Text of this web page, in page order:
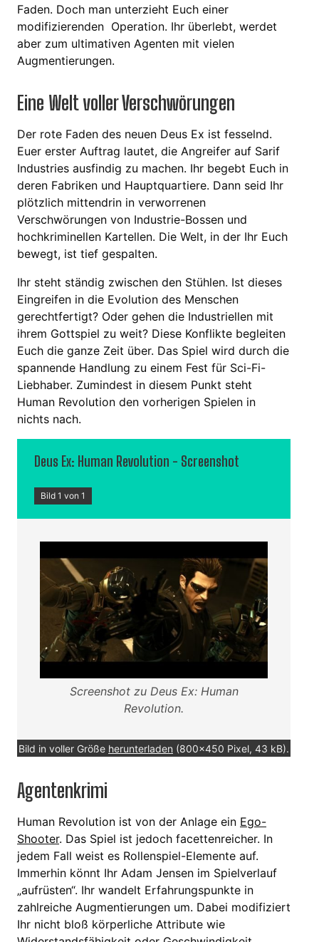
Faden. Doch man unterzieht Euch einer
modifizierenden Operation. Ihr überlebt, werdet
aber zum ultimativen Agenten mit vielen
Augmentierungen.
Eine Welt voller Verschwörungen
Der rote Faden des neuen Deus Ex ist fesselnd.
Euer erster Auftrag lautet, die Angreifer auf Sarif
Industries ausfindig zu machen. Ihr begebt Euch in
deren Fabriken und Hauptquartiere. Dann seid Ihr
plötzlich mittendrin in verworrenen
Verschwörungen von Industrie-Bossen und
hochkriminellen Kartellen. Die Welt, in der Ihr Euch
bewegt, ist tief gespalten.
Ihr steht ständig zwischen den Stühlen. Ist dieses
Eingreifen in die Evolution des Menschen
gerechtfertigt? Oder gehen die Industriellen mit
ihrem Gottspiel zu weit? Diese Konflikte begleiten
Euch die ganze Zeit über. Das Spiel wird durch die
spannende Handlung zu einem Fest für Sci-Fi-
Liebhaber. Zumindest in diesem Punkt steht
Human Revolution den vorherigen Spielen in
nichts nach.
Deus Ex: Human Revolution - Screenshot
Bild 1 von 1
Screenshot zu Deus Ex: Human
Revolution.
Bild in voller Größe herunterladen (800x450 Pixel, 43 kB).
Agentenkrimi
Human Revolution ist von der Anlage ein Ego-
Shooter. Das Spiel ist jedoch facettenreicher. In
jedem Fall weist es Rollenspiel-Elemente auf.
Immerhin könnt Ihr Adam Jensen im Spielverlauf
„aufrüsten“. Ihr wandelt Erfahrungspunkte in
zahlreiche Augmentierungen um. Dabei modifiziert
Ihr nicht bloß körperliche Attribute wie